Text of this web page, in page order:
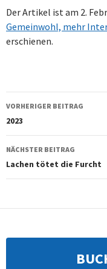
Der Artikel ist am 2.
Gemeinwohl, mehr
erschienen.
VORHERIGER BEITRAG
2023
NÄCHSTER BEITRAG
Lachen tötet die Furcht